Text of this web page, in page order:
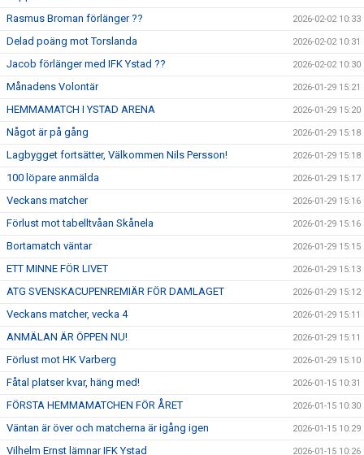
Rasmus Broman förlänger ?? 2026-02-02 10:33
Delad poäng mot Torslanda 2026-02-02 10:31
Jacob förlänger med IFK Ystad ?? 2026-02-02 10:30
Månadens Volontär 2026-01-29 15:21
HEMMAMATCH I YSTAD ARENA 2026-01-29 15:20
Något är på gång 2026-01-29 15:18
Lagbygget fortsätter, Välkommen Nils Persson! 2026-01-29 15:18
100 löpare anmälda 2026-01-29 15:17
Veckans matcher 2026-01-29 15:16
Förlust mot tabelltvåan Skånela 2026-01-29 15:16
Bortamatch väntar 2026-01-29 15:15
ETT MINNE FÖR LIVET 2026-01-29 15:13
ATG SVENSKACUPENREMIÄR FÖR DAMLAGET 2026-01-29 15:12
Veckans matcher, vecka 4 2026-01-29 15:11
ANMÄLAN ÄR ÖPPEN NU! 2026-01-29 15:11
Förlust mot HK Varberg 2026-01-29 15:10
Fåtal platser kvar, häng med! 2026-01-15 10:31
FÖRSTA HEMMAMATCHEN FÖR ÅRET 2026-01-15 10:30
Väntan är över och matcherna är igång igen 2026-01-15 10:29
Vilhelm Ernst lämnar IFK Ystad 2026-01-15 10:26